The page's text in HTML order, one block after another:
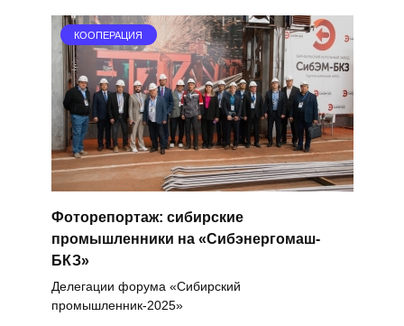
КООПЕРАЦИЯ
Фоторепортаж: сибирские
промышленники на «Сибэнергомаш-
БКЗ»
Делегации форума «Сибирский
промышленник-2025»